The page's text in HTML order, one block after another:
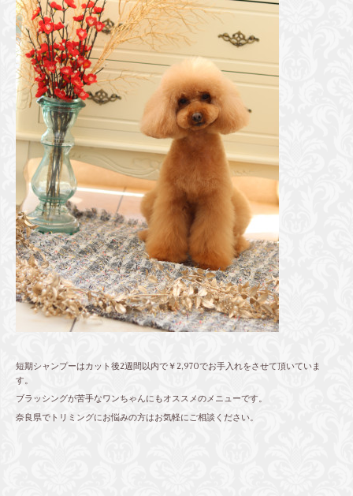
短期シャンプーはカット後2週間以内で￥2,970でお手入れをさせて頂いていま
す。
ブラッシングが苦手なワンちゃんにもオススメのメニューです。
奈良県でトリミングにお悩みの方はお気軽にご相談ください。